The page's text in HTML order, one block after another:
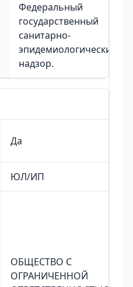
Федеральный
государственный
санитарно-
эпидемиологический
надзор.
Да
ЮЛ/ИП
ОБЩЕСТВО С
ОГРАНИЧЕННОЙ